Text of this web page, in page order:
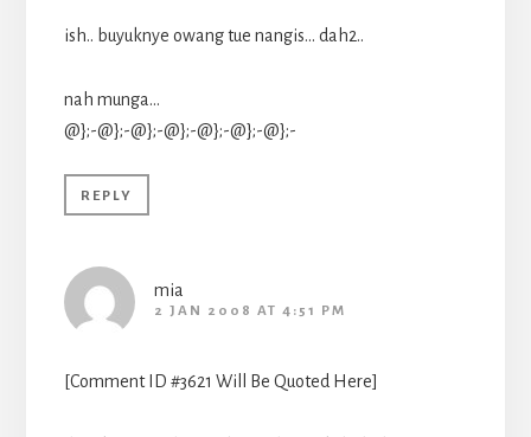
ish.. buyuknye owang tue nangis… dah2..
nah munga…
@};-@};-@};-@};-@};-@};-@};-
REPLY
mia
2 JAN 2008 AT 4:51 PM
[Comment ID #3621 Will Be Quoted Here]